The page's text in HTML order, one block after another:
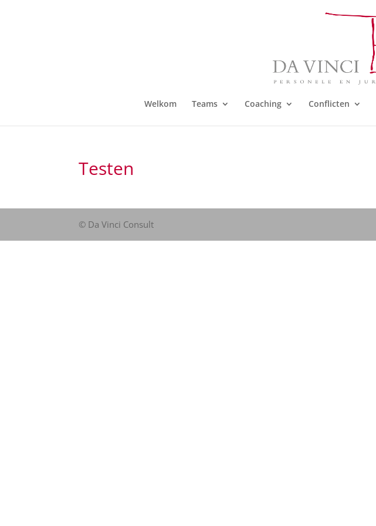
Welkom Teams Coaching Conflicten
Testen
© Da Vinci Consult